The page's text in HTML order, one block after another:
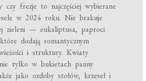
czy frezje to najczęściej wybierane
w 2024 roku. Nie brakuje
zieleni — eukaliptusa, paproci
dodają romantycznym
i struktury. Kwiaty
tylko w bukietach panny
jako ozdoby stołów, krzeseł i